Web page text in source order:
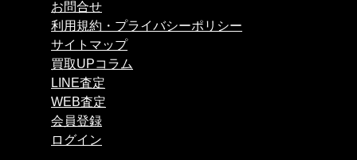
お問合せ
利用規約・プライバシーポリシー
サイトマップ
買取UPコラム
LINE査定
WEB査定
会員登録
ログイン